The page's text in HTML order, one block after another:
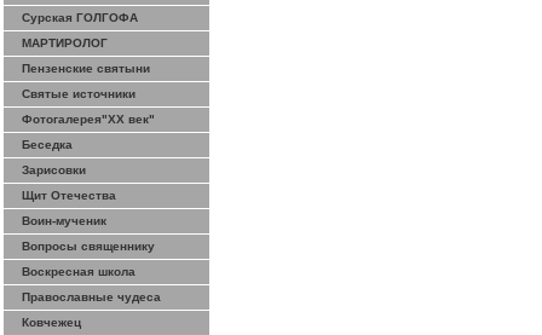
Сурская ГОЛГОФА
МАРТИРОЛОГ
Пензенские святыни
Святые источники
Фотогалерея"ХХ век"
Беседка
Зарисовки
Щит Отечества
Воин-мученик
Вопросы священнику
Воскресная школа
Православные чудеса
Ковчежец